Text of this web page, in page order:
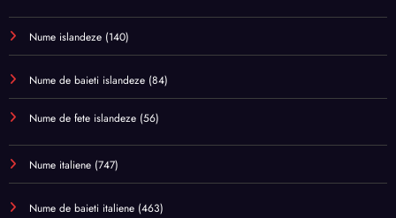
Nume islandeze (140)
Nume de baieti islandeze (84)
Nume de fete islandeze (56)
Nume italiene (747)
Nume de baieti italiene (463)